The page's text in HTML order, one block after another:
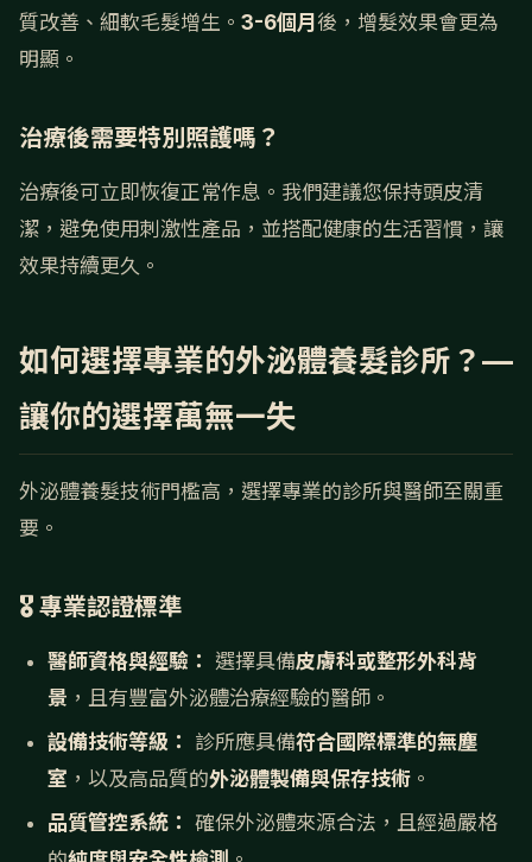
質改善、細軟毛髮增生。 3-6個月 後，增髮效果會更為
明顯。
治療後需要特別照護嗎？
治療後可立即恢復正常作息。我們建議您保持頭皮清
潔，避免使用刺激性產品，並搭配健康的生活習慣，讓
效果持續更久。
如何選擇專業的外泌體養髮診所？—
讓你的選擇萬無一失
外泌體養髮技術門檻高，選擇專業的診所與醫師至關重
要。
🎖️ 專業認證標準
醫師資格與經驗： 選擇具備皮膚科或整形外科背
景 ，且有豐富外泌體治療經驗的醫師。
設備技術等級：
診所應具備符合國際標準的無塵
室 ，以及高品質的外泌體製備與保存技術 。
品質管控系統： 確保外泌體來源合法，且經過嚴格